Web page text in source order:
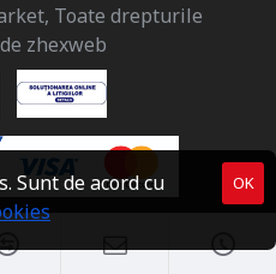
Toate drepturile
zhexweb
OK
Sunt de acord cu